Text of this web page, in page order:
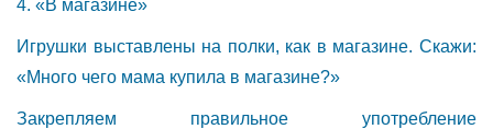
4. «В магазине»
Игрушки выставлены на полки, как в магазине. Скажи:
«Много чего мама купила в магазине?»
Закрепляем правильное употребление